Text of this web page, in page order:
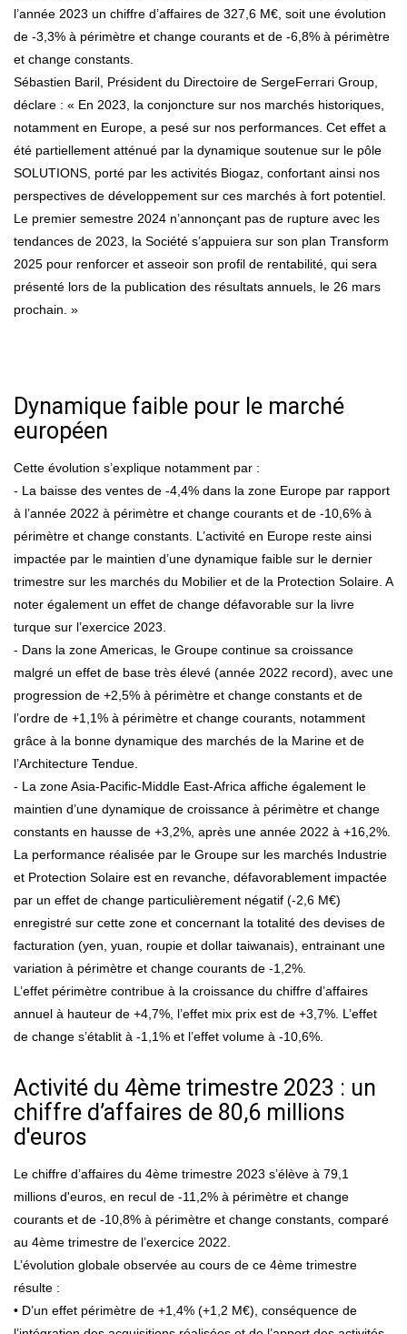
l’année 2023 un chiffre d’affaires de 327,6 M€, soit une évolution
de -3,3% à périmètre et change courants et de -6,8% à périmètre
et change constants.
Sébastien Baril, Président du Directoire de SergeFerrari Group,
déclare : « En 2023, la conjoncture sur nos marchés historiques,
notamment en Europe, a pesé sur nos performances. Cet effet a
été partiellement atténué par la dynamique soutenue sur le pôle
SOLUTIONS, porté par les activités Biogaz, confortant ainsi nos
perspectives de développement sur ces marchés à fort potentiel.
Le premier semestre 2024 n’annonçant pas de rupture avec les
tendances de 2023, la Société s’appuiera sur son plan Transform
2025 pour renforcer et asseoir son profil de rentabilité, qui sera
présenté lors de la publication des résultats annuels, le 26 mars
prochain. »
Dynamique faible pour le marché
européen
Cette évolution s’explique notamment par :
- La baisse des ventes de -4,4% dans la zone Europe par rapport
à l’année 2022 à périmètre et change courants et de -10,6% à
périmètre et change constants. L’activité en Europe reste ainsi
impactée par le maintien d’une dynamique faible sur le dernier
trimestre sur les marchés du Mobilier et de la Protection Solaire. A
noter également un effet de change défavorable sur la livre
turque sur l’exercice 2023.
- Dans la zone Americas, le Groupe continue sa croissance
malgré un effet de base très élevé (année 2022 record), avec une
progression de +2,5% à périmètre et change constants et de
l’ordre de +1,1% à périmètre et change courants, notamment
grâce à la bonne dynamique des marchés de la Marine et de
l’Architecture Tendue.
- La zone Asia-Pacific-Middle East-Africa affiche également le
maintien d’une dynamique de croissance à périmètre et change
constants en hausse de +3,2%, après une année 2022 à +16,2%.
La performance réalisée par le Groupe sur les marchés Industrie
et Protection Solaire est en revanche, défavorablement impactée
par un effet de change particulièrement négatif (-2,6 M€)
enregistré sur cette zone et concernant la totalité des devises de
facturation (yen, yuan, roupie et dollar taiwanais), entrainant une
variation à périmètre et change courants de -1,2%.
L’effet périmètre contribue à la croissance du chiffre d’affaires
annuel à hauteur de +4,7%, l’effet mix prix est de +3,7%. L’effet
de change s’établit à -1,1% et l’effet volume à -10,6%.
Activité du 4ème trimestre 2023 : un
chiffre d’affaires de 80,6 millions
d'euros
Le chiffre d’affaires du 4ème trimestre 2023 s’élève à 79,1
millions d'euros, en recul de -11,2% à périmètre et change
courants et de -10,8% à périmètre et change constants, comparé
au 4ème trimestre de l’exercice 2022.
L’évolution globale observée au cours de ce 4ème trimestre
résulte :
• D’un effet périmètre de +1,4% (+1,2 M€), conséquence de